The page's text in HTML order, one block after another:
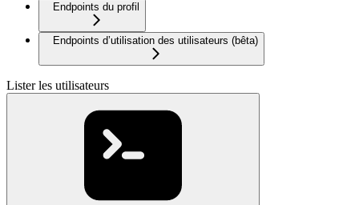
Endpoints du profil
Endpoints d’utilisation des utilisateurs (bêta)
Lister les utilisateurs